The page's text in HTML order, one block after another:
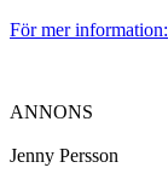
För mer information:
ANNONS
Jenny Persson